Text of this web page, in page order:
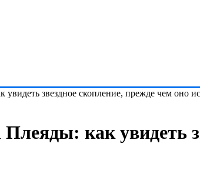
звездное скопление, прежде чем оно
как увидеть